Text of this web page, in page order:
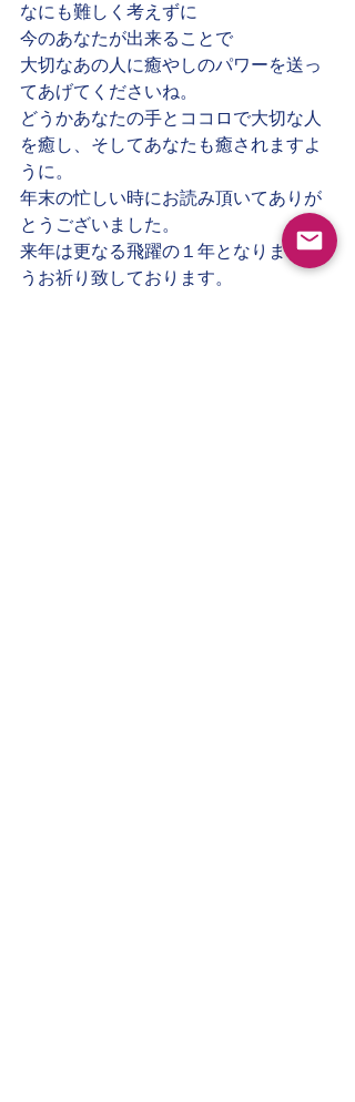
なにも難しく考えずに
今のあなたが出来ることで
大切なあの人に癒やしのパワーを送っ
てあげてくださいね。
どうかあなたの手とココロで大切な人
を癒し、そしてあなたも癒されますよ
うに。
年末の忙しい時にお読み頂いてありが
とうございました。
来年は更なる飛躍の１年となりますよ
うお祈り致しております。